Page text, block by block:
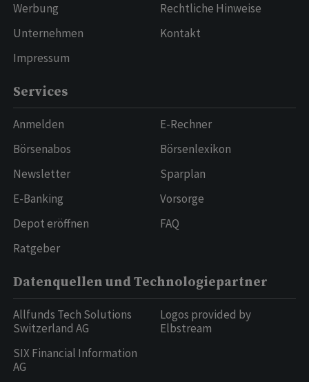
Werbung
Unternehmen
Impressum
Rechtliche Hinweise
Kontakt
Services
Anmelden
Börsenabos
Newsletter
E-Banking
Depot eröffnen
Ratgeber
E-Rechner
Börsenlexikon
Sparplan
Vorsorge
FAQ
Datenquellen und Technologiepartner
Allfunds Tech Solutions
Switzerland AG
SIX Financial Information
AG
Logos provided by
Elbstream